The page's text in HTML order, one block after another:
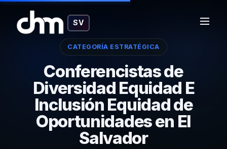
SV
CATEGORÍA ESTRATÉGICA
Conferencistas de
Diversidad Equidad E
Inclusión Equidad de
Oportunidades en El
Salvador